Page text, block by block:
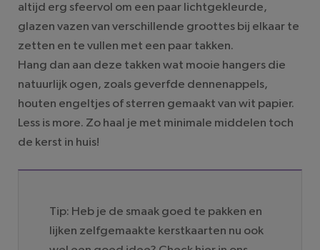
altijd erg sfeervol om een paar lichtgekleurde,
glazen vazen van verschillende groottes bij elkaar te
zetten en te vullen met een paar takken.
Hang dan aan deze takken wat mooie hangers die
natuurlijk ogen, zoals geverfde dennenappels,
houten engeltjes of sterren gemaakt van wit papier.
Less is more. Zo haal je met minimale middelen toch
de kerst in huis!
Tip: Heb je de smaak goed te pakken en
lijken zelfgemaakte kerstkaarten nu ook